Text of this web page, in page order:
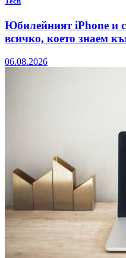
Юбилейният iPhone и
всичко, което знаем
06.08.2026